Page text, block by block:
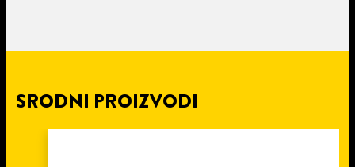
SRODNI PROIZVODI